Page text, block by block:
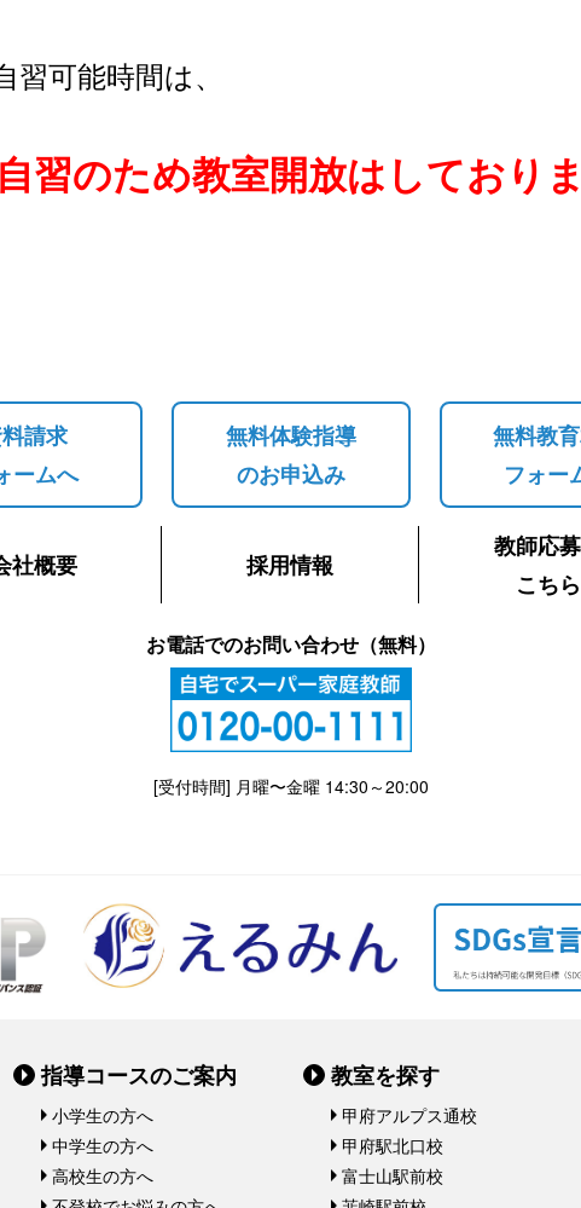
可能時間は、
習のため教室開放はしておりま
請求
ームへ
無料体験指導
のお申込み
無料教
フォー
社概要 採用情報
教師応
こちら
お電話でのお問い合わせ（無料）
[受付時間] 月曜〜金曜 14:30～20:00
指導コースのご案内
小学生の方へ
中学生の方へ
高校生の方へ
教室を探す
甲府アルプス通校
甲府駅北口校
富士山駅前校